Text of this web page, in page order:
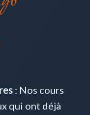
: Nos cours
qui ont déjà